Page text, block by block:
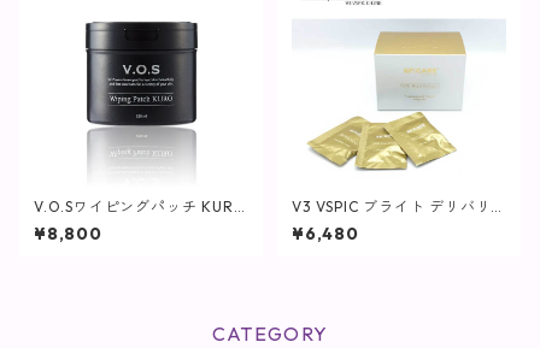
V.O.Sワイピングパッチ KURO
(黒)230ml(80枚入り)【SPICA
RE】
¥8,800
V3 VSPIC ブライト デリバリ
ー C / 30包(1袋2粒)【SPICAR
E】
¥6,480
CATEGORY